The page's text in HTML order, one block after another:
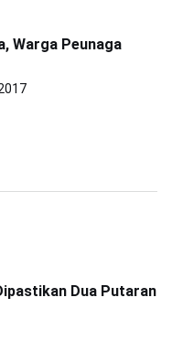
Warga Peunaga
Dua Putaran